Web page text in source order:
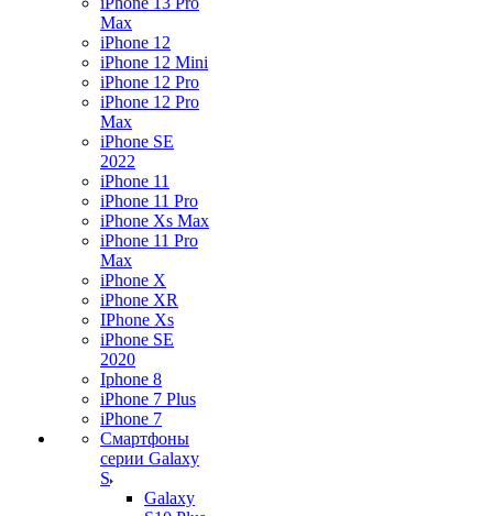
Max
iPhone 12
iPhone 12 Mini
iPhone 12 Pro
iPhone 12 Pro
Max
iPhone SE
2022
iPhone 11
iPhone 11 Pro
iPhone Xs Max
iPhone 11 Pro
Max
iPhone X
iPhone XR
IPhone Xs
iPhone SE
2020
Iphone 8
iPhone 7 Plus
iPhone 7
Смартфоны
серии Galaxy
S
Galaxy